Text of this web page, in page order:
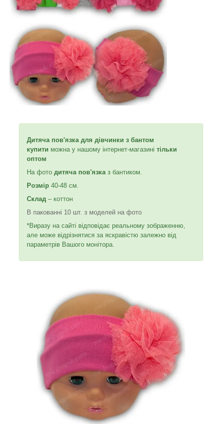
Дитяча пов'язка для дівчинки з бантом
купити можна у нашому інтернет-магазині тільки
оптом
На фото дитяча пов'язка з бантиком.
Розмір 40-48 см.
Склад – коттон
В пакованні 10 шт. з моделей на фото
*Виразу на сайті відповідає реальному зображенню,
але може відрізнятися за яскравістю залежно від
параметрів Вашого монітора.